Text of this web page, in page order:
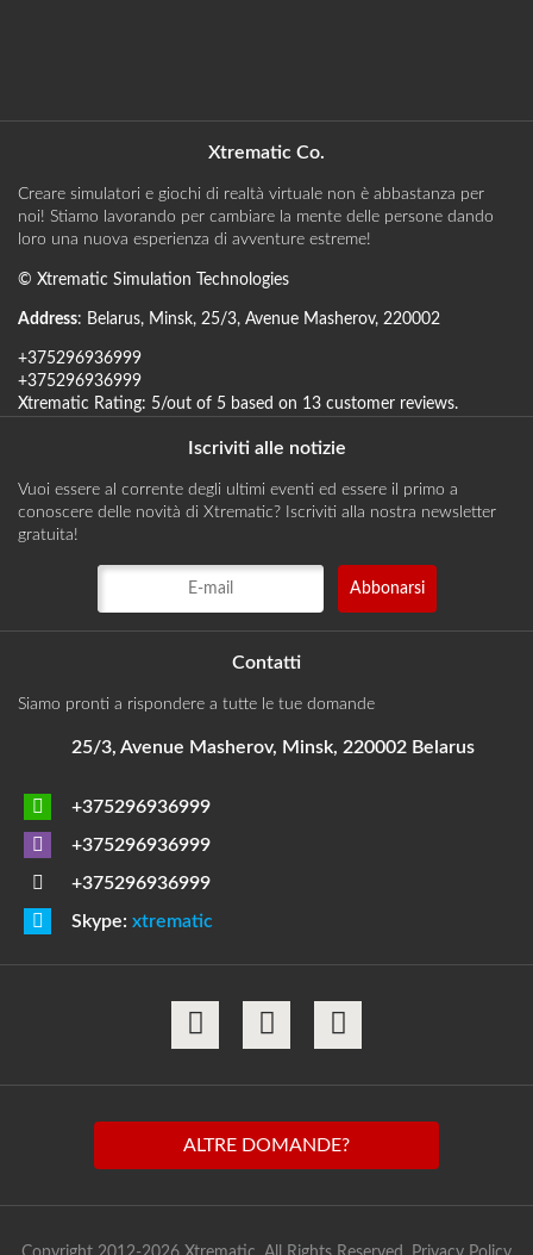
Xtrematic Co.
Creare simulatori e giochi di realtà virtuale non è abbastanza per
noi! Stiamo lavorando per cambiare la mente delle persone dando
loro una nuova esperienza di avventure estreme!
© Xtrematic Simulation Technologies
Address: Belarus, Minsk, 25/3, Avenue Masherov, 220002
+375296936999
+375296936999
Xtrematic Rating: 5/out of 5 based on 13 customer reviews.
Iscriviti alle notizie
Vuoi essere al corrente degli ultimi eventi ed essere il primo a
conoscere delle novità di Xtrematic? Iscriviti alla nostra newsletter
gratuita!
Contatti
Siamo pronti a rispondere a tutte le tue domande
25/3, Avenue Masherov, Minsk, 220002 Belarus
+375296936999
+375296936999
+375296936999
Skype: xtrematic
ALTRE DOMANDE?